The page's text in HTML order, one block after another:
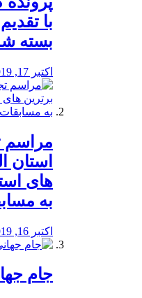
با
بسته
اکتبر 17, 2019
مراسم
استان
های
به
اکتبر 16, 2019
جام